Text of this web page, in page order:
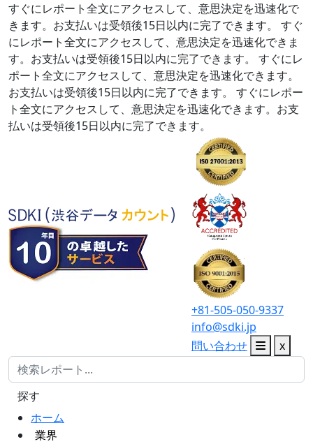
すぐにレポート全文にアクセスして、意思決定を迅速化で
きます。お支払いは受領後15日以内に完了できます。
すぐ
にレポート全文にアクセスして、意思決定を迅速化できま
す。お支払いは受領後15日以内に完了できます。
すぐにレ
ポート全文にアクセスして、意思決定を迅速化できます。
お支払いは受領後15日以内に完了できます。
すぐにレポー
ト全文にアクセスして、意思決定を迅速化できます。お支
払いは受領後15日以内に完了できます。
+81-505-050-9337
info@sdki.jp
問い合わせ
x
ホーム
業界
探す